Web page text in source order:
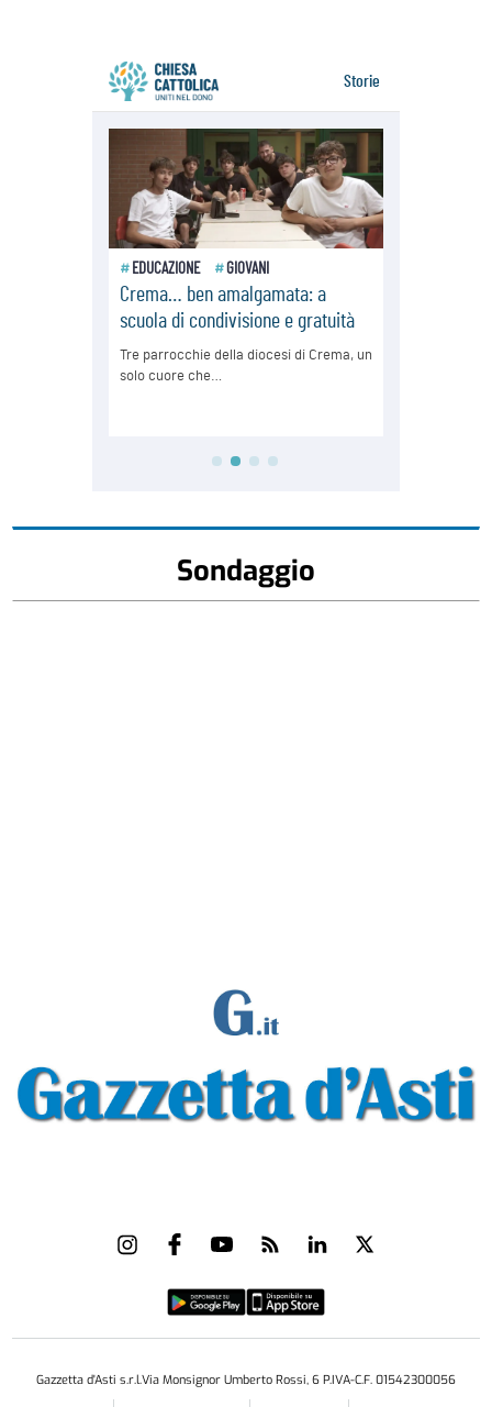
Sondaggio
Gazzetta d'Asti s.r.l.Via Monsignor Umberto Rossi, 6 P.IVA-C.F. 01542300056